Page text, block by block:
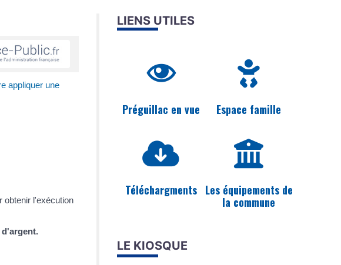
appliquer une
obtenir l'exécution
d'argent.
LIENS UTILES
Préguillac en vue Espace famille
Téléchargments Les équipements de
la commune
LE KIOSQUE